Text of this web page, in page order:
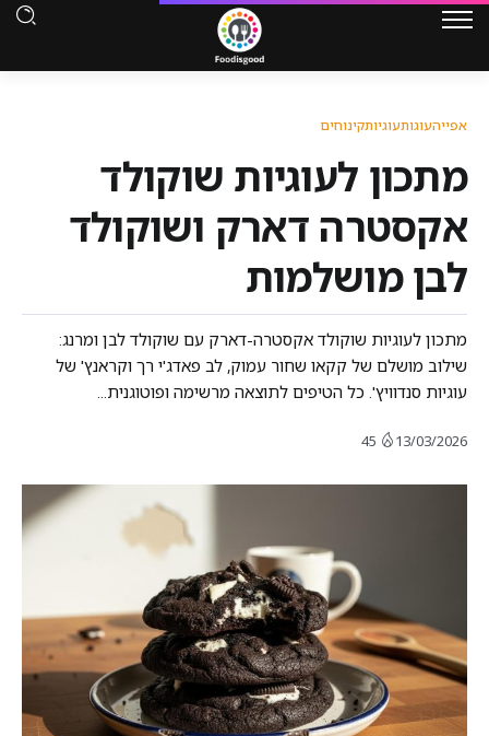
אפייהעוגותעוגיותקינוחים
מתכון לעוגיות שוקולד
אקסטרה דארק ושוקולד
לבן מושלמות
מתכון לעוגיות שוקולד אקסטרה-דארק עם שוקולד לבן ומרנג:
שילוב מושלם של קקאו שחור עמוק, לב פאדג'י רך וקראנץ' של
עוגיות סנדוויץ'. כל הטיפים לתוצאה מרשימה ופוטוגנית...
13/03/2026
45